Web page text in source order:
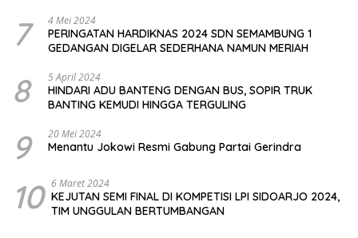
7 4 Mei 2024
PERINGATAN HARDIKNAS 2024 SDN SEMAMBUNG 1
GEDANGAN DIGELAR SEDERHANA NAMUN MERIAH
8 5 April 2024
HINDARI ADU BANTENG DENGAN BUS, SOPIR TRUK
BANTING KEMUDI HINGGA TERGULING
9 20 Mei 2024
Menantu Jokowi Resmi Gabung Partai Gerindra
10 6 Maret 2024
KEJUTAN SEMI FINAL DI KOMPETISI LPI SIDOARJO 2024,
TIM UNGGULAN BERTUMBANGAN